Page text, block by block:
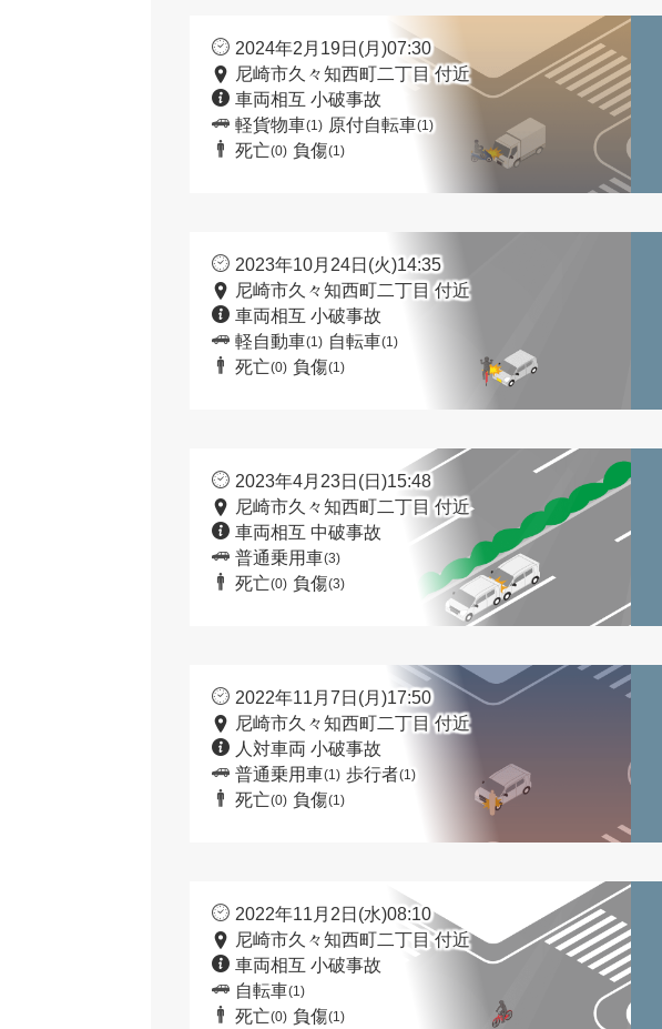
2024年2月19日(月)07:30
尼崎市久々知西町二丁目 付近
車両相互 小破事故
軽貨物車(1) 原付自転車(1)
死亡(0) 負傷(1)
2023年10月24日(火)14:35
尼崎市久々知西町二丁目 付近
車両相互 小破事故
軽自動車(1) 自転車(1)
死亡(0) 負傷(1)
2023年4月23日(日)15:48
尼崎市久々知西町二丁目 付近
車両相互 中破事故
普通乗用車(3)
死亡(0) 負傷(3)
2022年11月7日(月)17:50
尼崎市久々知西町二丁目 付近
人対車両 小破事故
普通乗用車(1) 歩行者(1)
死亡(0) 負傷(1)
2022年11月2日(水)08:10
尼崎市久々知西町二丁目 付近
車両相互 小破事故
自転車(1)
死亡(0) 負傷(1)